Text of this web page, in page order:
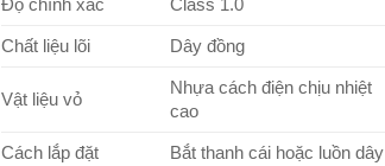
Độ chính xác Class 1.0
Chất liệu lõi Dây đồng
Vật liệu vỏ
Nhựa cách điện chịu nhiệt
cao
Cách lắp đặt Bắt thanh cái hoặc luồn dây